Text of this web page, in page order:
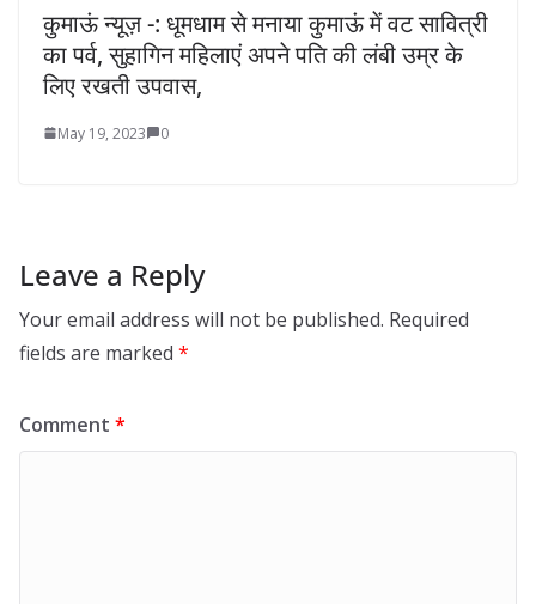
कुमाऊं न्यूज़ -: धूमधाम से मनाया कुमाऊं में वट सावित्री
का पर्व, सुहागिन महिलाएं अपने पति की लंबी उम्र के
लिए रखती उपवास,
May 19, 2023 0
Leave a Reply
Your email address will not be published. Required
fields are marked *
Comment *